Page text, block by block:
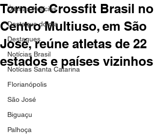
Últimas Notícias
Destaque do dia
Destaques
Notícias Brasil
Notícias Santa Catarina
Florianópolis
São José
Biguaçu
Palhoça
Torneio Crossfit Brasil no
Centro Multiuso, em São
José, reúne atletas de 22
estados e países vizinhos